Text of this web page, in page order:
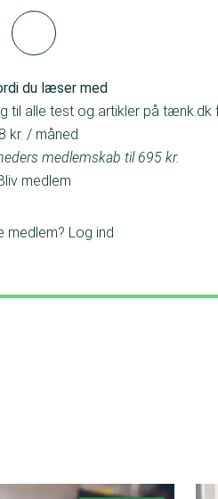
du læser med
til alle test og artikler på tænk.dk
kr. / måned
medlemskab til 695 kr.
medlem
medlem? Log ind